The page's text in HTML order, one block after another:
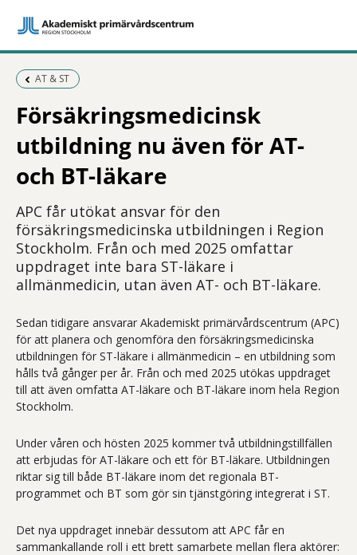
Föregående sida:
AT & ST
Försäkringsmedicinsk
utbildning nu även för AT-
och BT-läkare
APC får utökat ansvar för den
försäkringsmedicinska utbildningen i Region
Stockholm. Från och med 2025 omfattar
uppdraget inte bara ST-läkare i
allmänmedicin, utan även AT- och BT-läkare.
Sedan tidigare ansvarar Akademiskt primärvårdscentrum (APC)
för att planera och genomföra den försäkringsmedicinska
utbildningen för ST-läkare i allmänmedicin – en utbildning som
hålls två gånger per år. Från och med 2025 utökas uppdraget
till att även omfatta AT-läkare och BT-läkare inom hela Region
Stockholm.
Under våren och hösten 2025 kommer två utbildningstillfällen
att erbjudas för AT-läkare och ett för BT-läkare. Utbildningen
riktar sig till både BT-läkare inom det regionala BT-
programmet och BT som gör sin tjänstgöring integrerat i ST.
Det nya uppdraget innebär dessutom att APC får en
sammankallande roll i ett brett samarbete mellan flera aktörer: